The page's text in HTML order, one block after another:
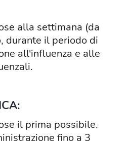
alla settimana (da
durante il periodo di
all'influenza e alle
il prima possibile.
fino a 3